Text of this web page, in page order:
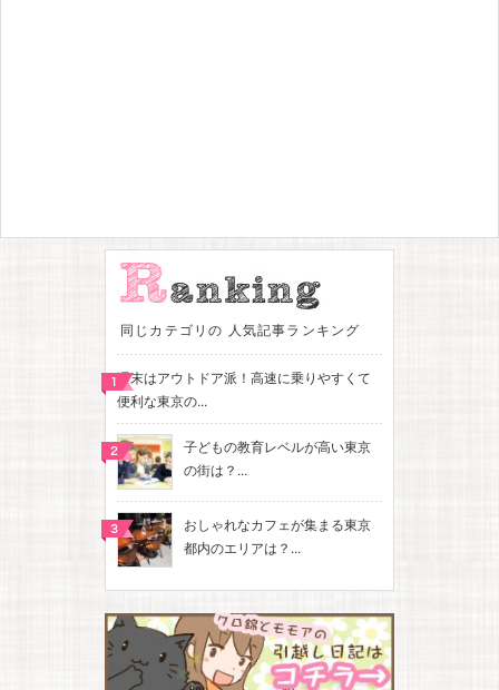
同じカテゴリの 人気記事ランキング
週末はアウトドア派！高速に乗りやすくて
便利な東京の...
子どもの教育レベルが高い東京
の街は？...
おしゃれなカフェが集まる東京
都内のエリアは？...